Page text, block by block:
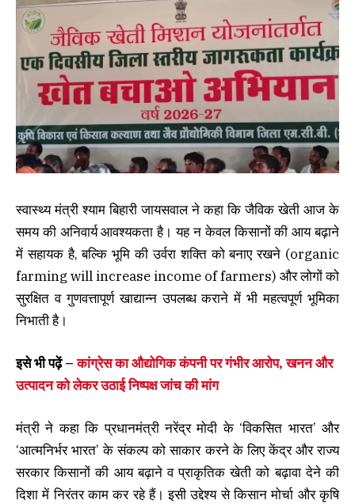
स्वास्थ्य मंत्री श्याम बिहारी जायसवाल ने कहा कि जैविक खेती आज के
समय की अनिवार्य आवश्यकता है। यह न केवल किसानों की आय बढ़ाने
में सहायक है, बल्कि भूमि की उर्वरा शक्ति को बनाए रखने (organic
farming will increase income of farmers) और लोगों को
सुरक्षित व गुणवत्तापूर्ण खाद्यान्न उपलब्ध कराने में भी महत्वपूर्ण भूमिका
निभाती है।
इसे भी पढ़ें –कांग्रेस का औद्योगिक कंपनी पर गंभीर आरोप, खनन और
उत्पादन को लेकर उठाई निष्पक्ष जांच की मांग
मंत्री ने कहा कि प्रधानमंत्री नरेंद्र मोदी के ‘विकसित भारत’ और
‘आत्मनिर्भर भारत’ के संकल्प को साकार करने के लिए केंद्र और राज्य
सरकार किसानों की आय बढ़ाने व प्राकृतिक खेती को बढ़ावा देने की
दिशा में निरंतर काम कर रहे हैं। इसी उद्देश्य से किसान मोर्चा और कृषि